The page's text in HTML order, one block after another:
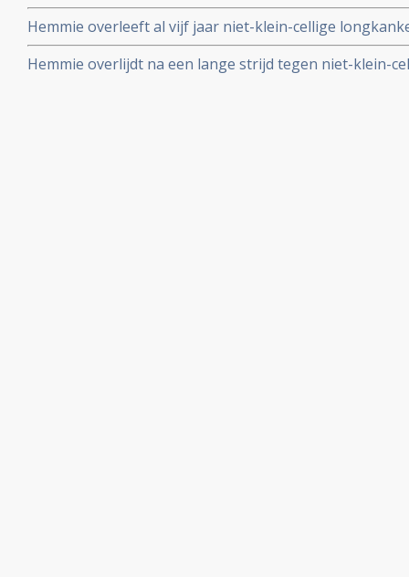
Hemmie overleeft al vijf jaar niet-klein-cellige
complementaire aanpak, maar dreigt nu toch de strijd
Hemmie overlijdt na een lange strijd tegen niet-klein-